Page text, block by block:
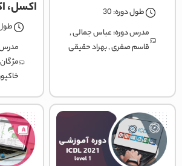
طول دوره: 30
مدرس دوره:عباس جمالی,
قاسم صفری,بهراد حقیقی
طول
مدرس